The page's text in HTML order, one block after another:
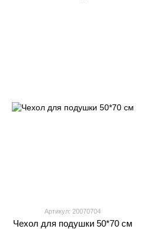
Артикул: 20070704
Чехол для подушки 50*70 см